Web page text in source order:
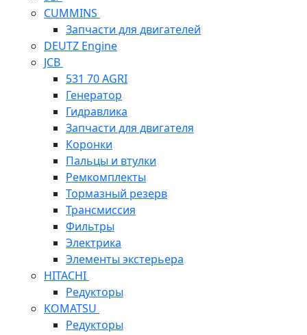
CUMMINS
Запчасти для двигателей
DEUTZ Engine
JCB
531 70 AGRI
Генератор
Гидравлика
Запчасти для двигателя
Коронки
Пальцы и втулки
Ремкомплекты
Тормазный резерв
Трансмиссия
Фильтры
Электрика
Элементы экстерьера
HITACHI
Редукторы
KOMATSU
Редукторы